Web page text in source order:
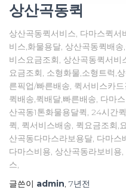
상산곡동퀵
상산곡동퀵서비스, 다마스퀵서
비스,화물용달, 상산곡동퀵배
비스요금조회, 상산곡동퀵서
요금조회, 소형화물,소형트럭,
른픽업/빠른배송, 퀵서비스카
퀵배송,퀵배달,빠른배송, 다마
산곡동1톤화물용달퀵, 24시간
퀵, 퀵서비스배송, 퀵요금조회,
산곡동다마스라보용달, 다마
다마스비용, 상산곡동라보비용
스,
글쓴이 admin, 7년전